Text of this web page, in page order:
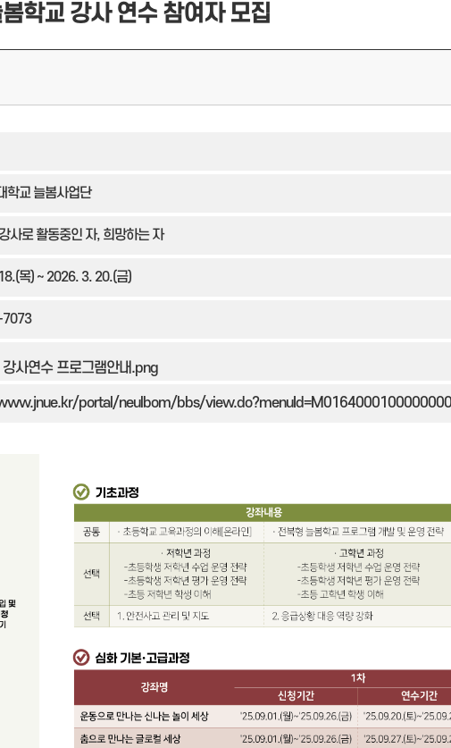
학교 강사 연수 참여자 모집
학교 늘봄사업단
사로 활동중인 자, 희망하는 자
목) ~ 2026. 3. 20.(금)
강사연수 프로그램안내.png
portal/neulbom/bbs/